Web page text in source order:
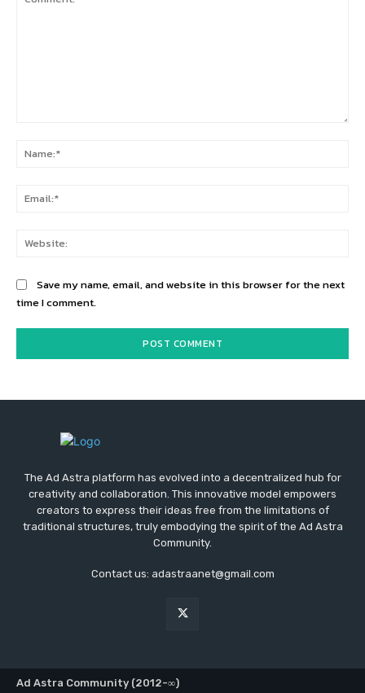
Save my name, email, and website in this browser for the next
time I comment.
The Ad Astra platform has evolved into a decentralized hub for
creativity and collaboration. This innovative model empowers
creators to express their ideas free from the limitations of
traditional structures, truly embodying the spirit of the Ad Astra
Community.
Contact us: adastraanet@gmail.com
Ad Astra Community (2012-∞)